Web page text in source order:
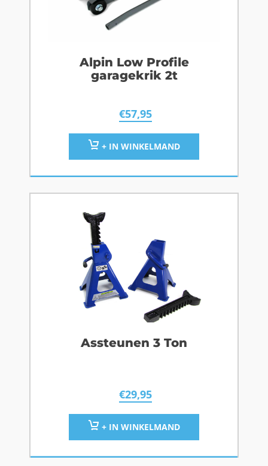
Alpin Low Profile
garagekrik 2t
€57,95
+ IN WINKELMAND
Assteunen 3 Ton
€29,95
+ IN WINKELMAND